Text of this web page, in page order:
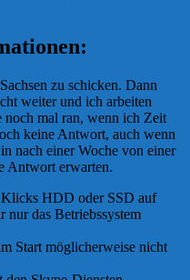
zu schicken. Dann
weiter und ich arbeiten
mal ran, wenn ich Zeit
keine Antwort, auch wenn
nach einer Woche von einer
Antwort erwarten.
HDD oder SSD auf
das Betriebssystem
Start möglicherweise nicht